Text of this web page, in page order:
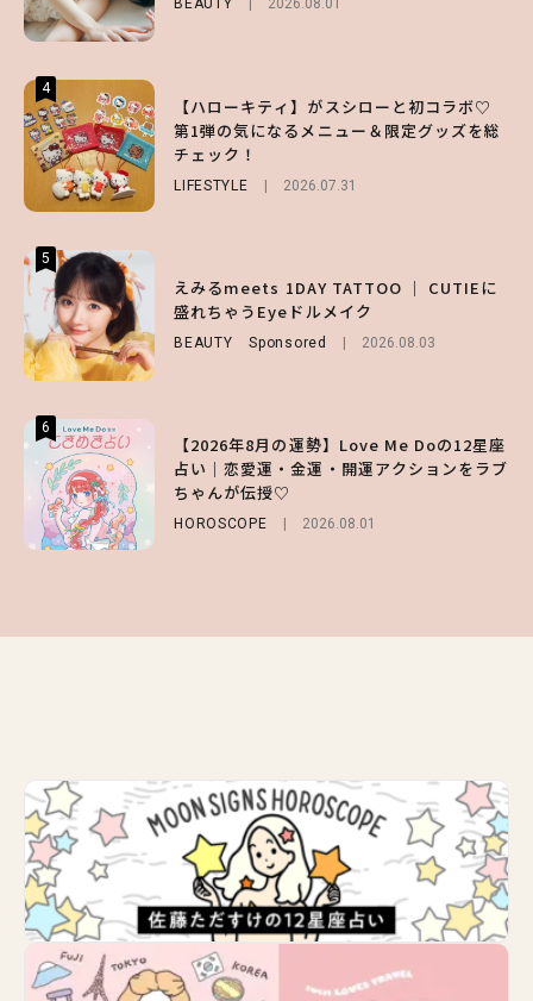
BEAUTY 2026.08.01
4
【ハローキティ】がスシローと初コラボ♡
第1弾の気になるメニュー＆限定グッズを総
チェック！
LIFESTYLE 2026.07.31
5
えみるmeets 1DAY TATTOO ｜ CUTIEに
盛れちゃうEyeドルメイク
BEAUTY Sponsored 2026.08.03
6
【2026年8月の運勢】Love Me Doの12星座
占い｜恋愛運・金運・開運アクションをラブ
ちゃんが伝授♡
HOROSCOPE 2026.08.01
4
【齋藤飛鳥】人生初のロブに！「意外としっ
くりくるし、すごく新鮮で心地いい」ヘアカ
ットの様子を独占でお届け♡
ENTERTAINMENT 2026.07.30
5
キープの秘訣や夏の過ごし方など独占インタ
ビュー！
ENTERTAINMENT 2026.07.31
6
【SNIDEL】長濱ねるとロマンティックトラ
ッドな秋はじめ｜2026秋の新作コーデ4選
4
【夏ヘアのくずれ・うねりに】ヘアメイク夢
月直伝♡ ドライシャンプー「バティスト」
を使ったプロ級スタイリング3選
BEAUTY Sponsored
5
第1弾の気になるメニュー＆限定グッズを総
チェック！
2026.07.31
6
【GU】夏の“主役級”アイテム決定！ヘルシ
ー＆可愛すぎる「大人の肌見せ」トップス3
選
FASHION 2026.07.19